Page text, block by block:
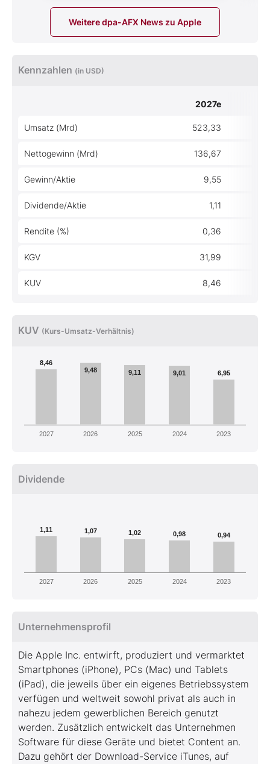
Weitere dpa-AFX News zu Apple
Kennzahlen (in USD)
2027e
Umsatz (Mrd) 523,33
Nettogewinn (Mrd) 136,67
Gewinn/Aktie 9,55
Dividende/Aktie 1,11
Rendite (%) 0,36
KGV 31,99
KUV 8,46
KUV (Kurs-Umsatz-Verhältnis)
8,46
9,48
9,11 9,01 6,95
2027 2026 2025 2024 2023
Dividende
1,11 1,07 1,02 0,98 0,94
2027 2026 2025 2024 2023
Unternehmensprofil
Die Apple Inc. entwirft, produziert und vermarktet
Smartphones (iPhone), PCs (Mac) und Tablets
(iPad), die jeweils über ein eigenes Betriebssystem
verfügen und weltweit sowohl privat als auch in
nahezu jedem gewerblichen Bereich genutzt
werden. Zusätzlich entwickelt das Unternehmen
Software für diese Geräte und bietet Content an.
Dazu gehört der Download-Service iTunes, auf